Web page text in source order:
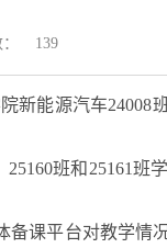
139
新能源汽车24008
25160班和 25161班
备课平台对教学情